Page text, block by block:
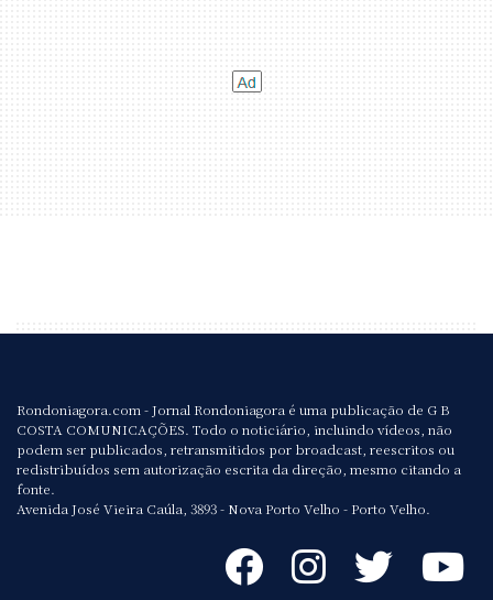
Rondoniagora.com - Jornal Rondoniagora é uma publicação de G B
COSTA COMUNICAÇÕES. Todo o noticiário, incluindo vídeos, não
podem ser publicados, retransmitidos por broadcast, reescritos ou
redistribuídos sem autorização escrita da direção, mesmo citando a
fonte.
Avenida José Vieira Caúla, 3893 - Nova Porto Velho - Porto Velho.